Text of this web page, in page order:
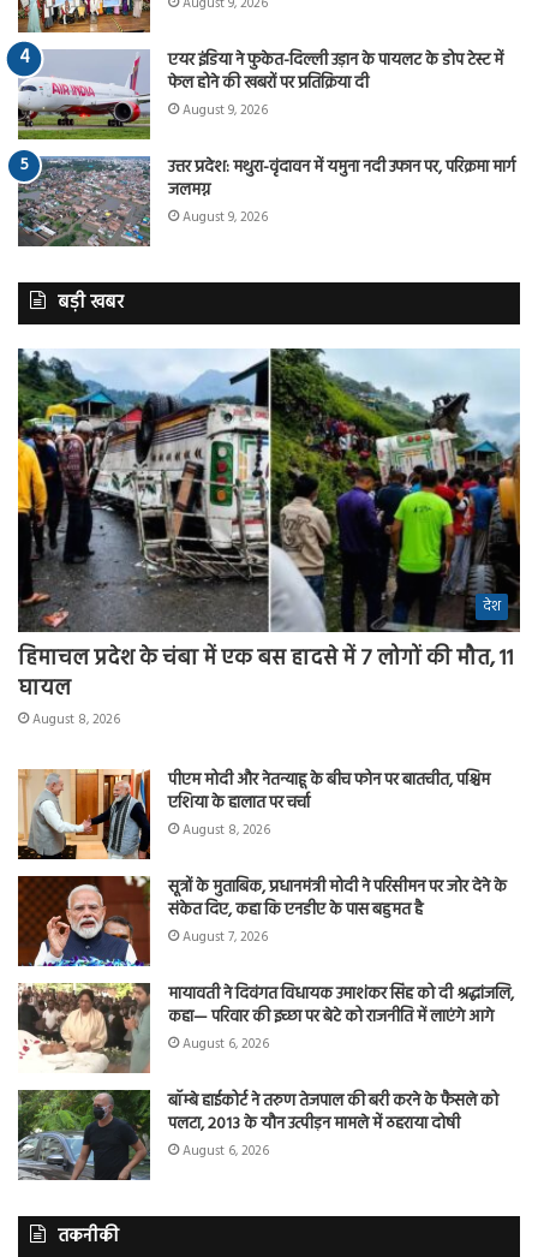
एयर इंडिया ने फुकेत-दिल्ली उड़ान के पायलट के डोप टेस्ट में
फेल होने की खबरों पर प्रतिक्रिया दी
August 9, 2026
उत्तर प्रदेश: मथुरा-वृंदावन में यमुना नदी उफान पर, परिक्रमा मार्ग
जलमग्न
August 9, 2026
बड़ी खबर
देश
हिमाचल प्रदेश के चंबा में एक बस हादसे में 7 लोगों की मौत, 11
घायल
August 8, 2026
पीएम मोदी और नेतन्याहू के बीच फोन पर बातचीत, पश्चिम
एशिया के हालात पर चर्चा
August 8, 2026
सूत्रों के मुताबिक, प्रधानमंत्री मोदी ने परिसीमन पर जोर देने के
संकेत दिए, कहा कि एनडीए के पास बहुमत है
August 7, 2026
मायावती ने दिवंगत विधायक उमाशंकर सिंह को दी श्रद्धांजलि,
कहा— परिवार की इच्छा पर बेटे को राजनीति में लाएंगे आगे
August 6, 2026
बॉम्बे हाईकोर्ट ने तरुण तेजपाल की बरी करने के फैसले को
पलटा, 2013 के यौन उत्पीड़न मामले में ठहराया दोषी
August 6, 2026
तकनीकी